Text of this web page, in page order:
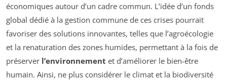
économiques autour d’un cadre commun. L’idée d’un fonds
global dédié à la gestion commune de ces crises pourrait
favoriser des solutions innovantes, telles que l’agroécologie
et la renaturation des zones humides, permettant à la fois de
préserver l’environnement et d’améliorer le bien-être
humain. Ainsi, ne plus considérer le climat et la biodiversité